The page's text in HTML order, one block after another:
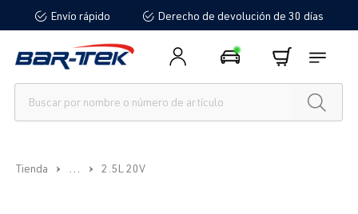
principalEnvío rápido Derecho de devolución de 30 días
Tienda ... 2.5L 20V